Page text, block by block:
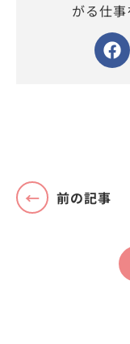
がる仕事
前の記事